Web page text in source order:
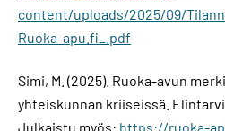
content/uploads/2025/09/
Ruoka-apu.fi_.pdf
Simi, M. (2025). Ruoka-avun
yhteiskunnan kriiseissä.
Julkaistu myös: https://ruoka-